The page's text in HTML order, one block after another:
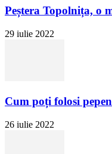
Peștera Topolnița, o
29 iulie 2022
Cum poți folosi
26 iulie 2022